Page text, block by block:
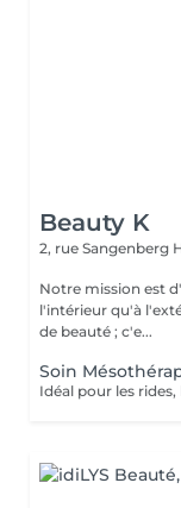
Beauty K
2, rue Sangenberg
Notre mission est
l'intérieur qu'à
de beauté ; c'e...
Soin